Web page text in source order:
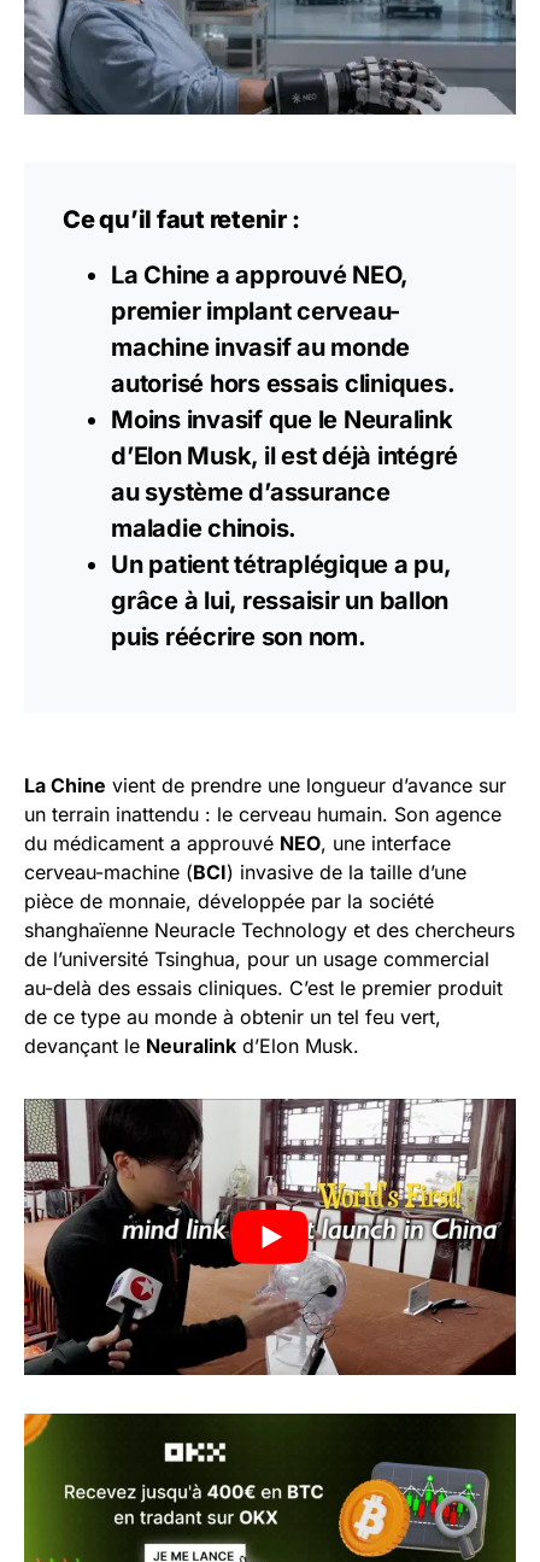
Ce qu’il faut retenir :
La Chine a approuvé NEO,
premier implant cerveau-
machine invasif au monde
autorisé hors essais cliniques.
Moins invasif que le Neuralink
d’Elon Musk, il est déjà intégré
au système d’assurance
maladie chinois.
Un patient tétraplégique a pu,
grâce à lui, ressaisir un ballon
puis réécrire son nom.
La Chine vient de prendre une longueur d’avance sur
un terrain inattendu : le cerveau humain. Son agence
du médicament a approuvé NEO, une interface
cerveau-machine (BCI) invasive de la taille d’une
pièce de monnaie, développée par la société
shanghaïenne Neuracle Technology et des chercheurs
de l’université Tsinghua, pour un usage commercial
au-delà des essais cliniques. C’est le premier produit
de ce type au monde à obtenir un tel feu vert,
devançant le Neuralink d’Elon Musk.